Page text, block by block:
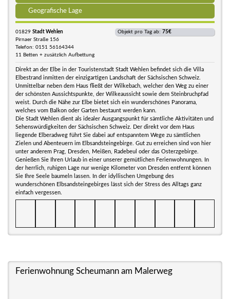
Geografische Lage
01829 Stadt Wehlen
Pirnaer Straße 156
Telefon: 0151 56164344
11 Betten + zusätzlich Aufbettung
Objekt pro Tag ab: 75€
Direkt an der Elbe in der Touristenstadt Stadt Wehlen befindet sich die Villa
Elbestrand inmitten der einzigartigen Landschaft der Sächsischen Schweiz.
Unmittelbar neben dem Haus fließt der Wilkebach, welcher den Weg zu einer
der schönsten Aussichtspunkte, der Wilkeaussicht sowie dem Steinbruchpfad
weist. Durch die Nähe zur Elbe bietet sich ein wunderschönes Panorama,
welches vom Balkon oder Garten bestaunt werden kann.
Die Stadt Wehlen dient als idealer Ausgangspunkt für sämtliche Aktivitäten und
Sehenswürdigkeiten der Sächsischen Schweiz. Der direkt vor dem Haus
liegende Elberadweg führt Sie dabei auf entspanntem Wege zu sämtlichen
Zielen und Abenteuern im Elbsandsteingebirge. Gut zu erreichen sind von hier
unter anderem Prag, Dresden, Meißen, Radebeul oder das Osterzgebirge.
Genießen Sie Ihren Urlaub in einer unserer gemütlichen Ferienwohnungen. In
der herrlich, ruhigen Lage nur wenige Kilometer von Dresden entfernt können
Sie Ihre Seele baumeln lassen. In der idyllischen Umgebung des
wunderschönen Elbsandsteingebirges lässt sich der Stress des Alltags ganz
einfach vergessen.
Ferienwohnung Scheumann am Malerweg